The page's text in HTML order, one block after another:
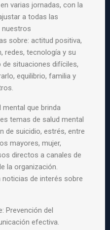
varias jornadas, con la
a todas las
nuestros
sobre: actitud positiva,
redes, tecnologíay su
de situaciones difíciles,
equilibrio, familiay
mental que brinda
temas de salud mental
de suicidio, estrés, entre
mayores, mujer,
directos a canales de
la organización.
de interés sobre
Prevención del
efectiva.